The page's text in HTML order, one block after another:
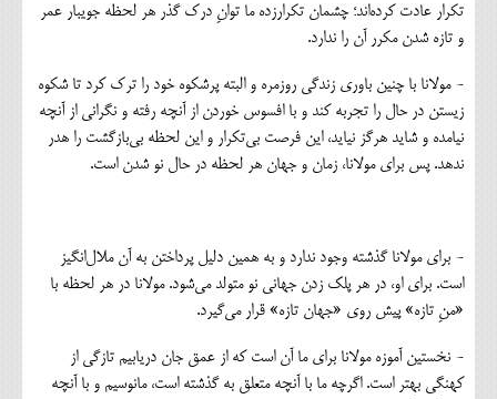
تکرار عادت کرده‌اند؛ چشمان تکرارزده ما توانِ درک گذر هر لحظه جویبار عمر
و تازه شدن مکرر آن را ندارد.
- مولانا با چنین باوری زندگی روزمره و البته پرشکوه خود را ترک کرد تا شکوه
زیستن در حال را تجربه کند و با افسوس خوردن از آنچه رفته و نگرانی از آنچه
نیامده و شاید هرگز نیاید، این فرصت بی‌تکرار و این لحظه بی‌بازگشت را هدر
ندهد. پس برای مولانا، زمان و جهان هر لحظه در حال نو شدن است.
- برای مولانا گذشته وجود ندارد و به همین دلیل پرداختن به آن ملال‌انگیز
است. برای او، در هر پلک زدن جهانی نو متولد می‌شود. مولانا در هر لحظه با
«منِ تازه» پیش روی «جهان تازه» قرار می‌گیرد.
- نخستین آموزه مولانا برای ما آن است که از عمق جان دریابیم تازگی از
کهنگی بهتر است. اگرچه ما با آنچه متعلق به گذشته است، مانوسیم و با آنچه